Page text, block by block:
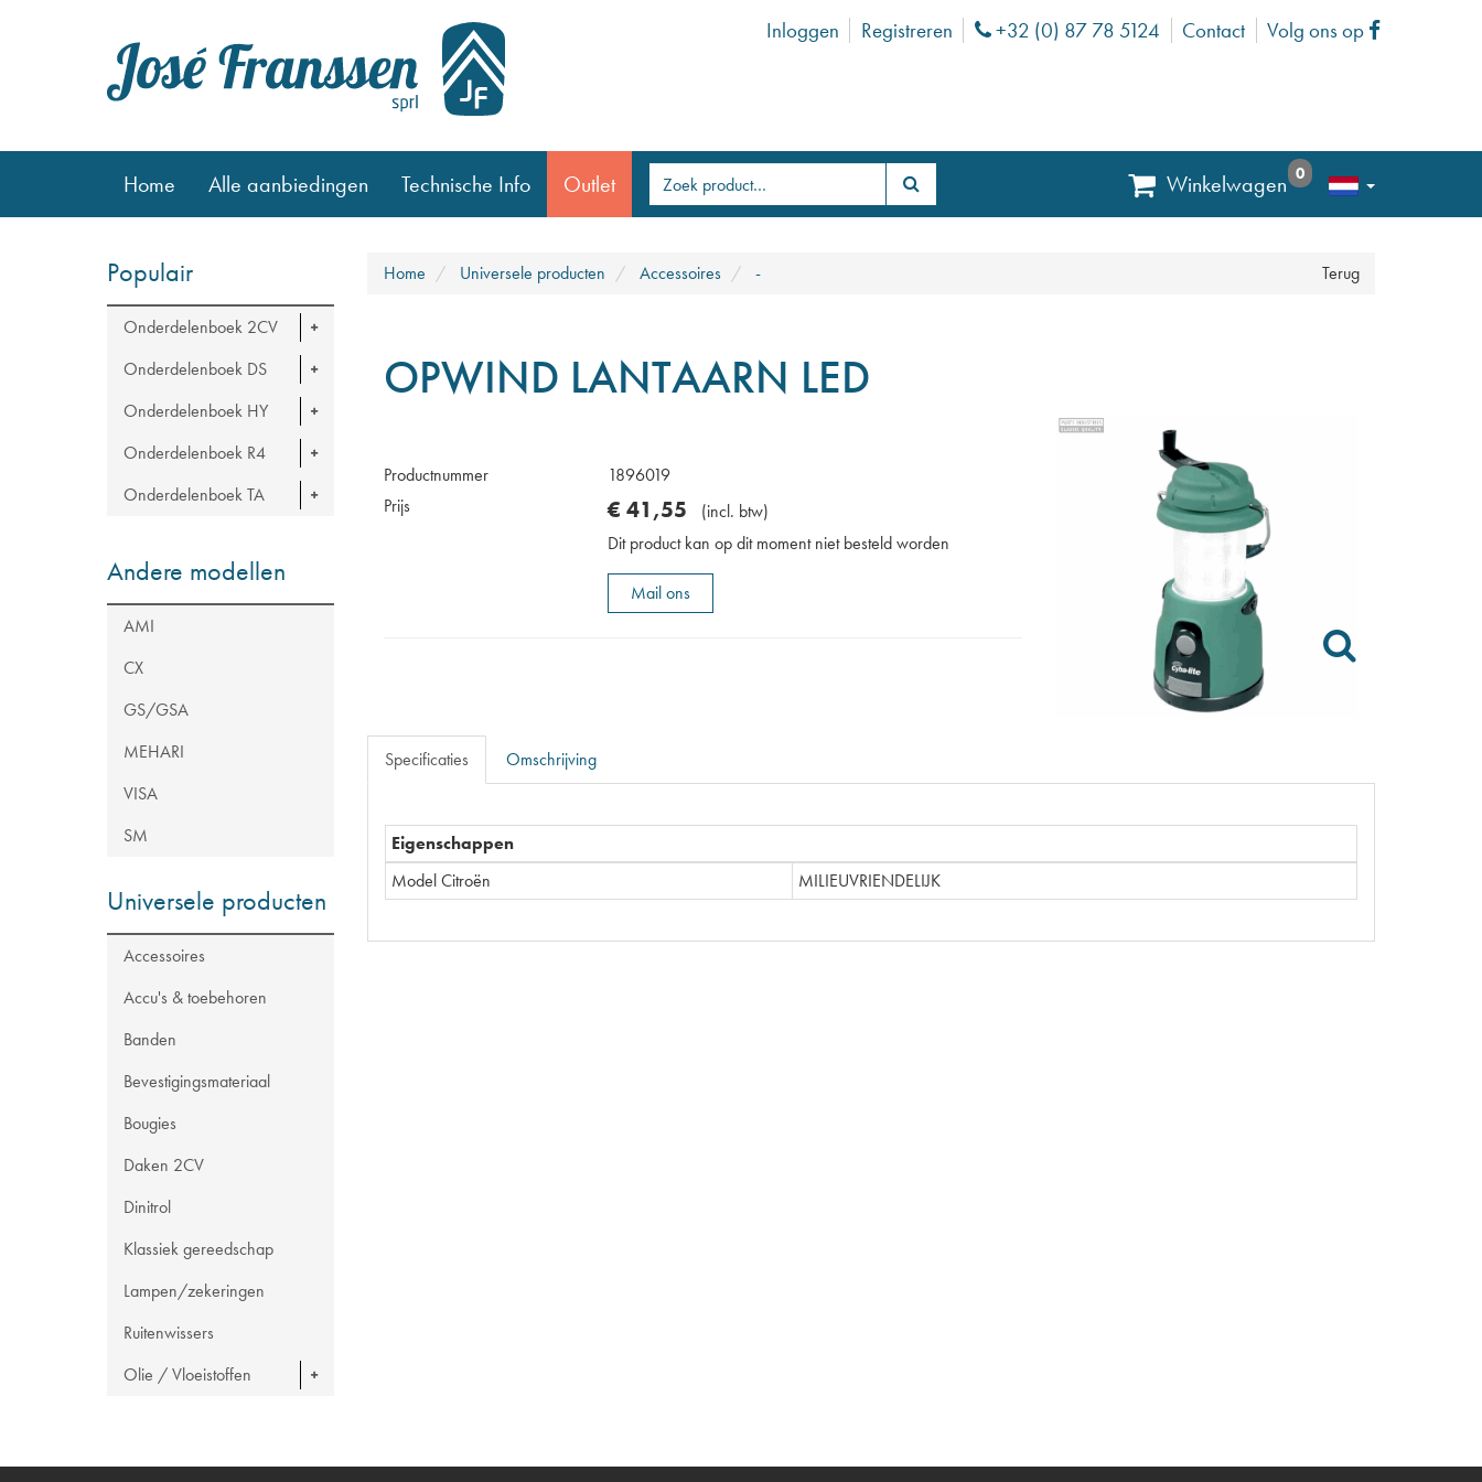
Inloggen Registreren Phone
+32 (0) 87 78 5124 Contact Volg ons op Facebook
Home Alle aanbiedingen Technische Info Outlet Winkelwagen 0
Populair
Onderdelenboek 2CV
Onderdelenboek DS
Onderdelenboek HY
Onderdelenboek R4
Onderdelenboek TA
Andere modellen
AMI
CX
GS/GSA
MEHARI
VISA
SM
Universele producten
Accessoires
Accu's & toebehoren
Banden
Bevestigingsmateriaal
Bougies
Daken 2CV
Dinitrol
Klassiek gereedschap
Lampen/zekeringen
Ruitenwissers
Olie / Vloeistoffen
Terug
Home Universele producten Accessoires -
OPWIND LANTAARN LED
Productnummer
1896019
Prijs
€ 41,55 (incl. btw)
Dit product kan op dit moment niet besteld worden
Mail ons
Specificaties Omschrijving
Eigenschappen
Model Citroën
MILIEUVRIENDELIJK